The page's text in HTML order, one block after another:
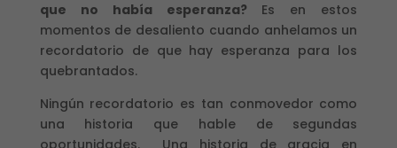
que no había esperanza? Es en estos
momentos de desaliento cuando anhelamos un
recordatorio de que hay esperanza para los
quebrantados.
Ningún recordatorio es tan conmovedor como
una historia que hable de segundas